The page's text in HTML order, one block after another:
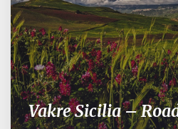
Vakre Sicilia –